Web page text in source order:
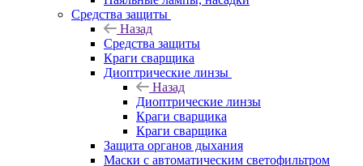
Средства защиты
Назад
Средства защиты
Краги сварщика
Диоптрические линзы
Назад
Диоптрические линзы
Краги сварщика
Краги сварщика
Защита органов дыхания
Маски с автоматическим светофильтром